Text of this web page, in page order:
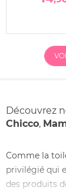
Découvrez
Chicco,
Comme la
privilégié qui
des produits